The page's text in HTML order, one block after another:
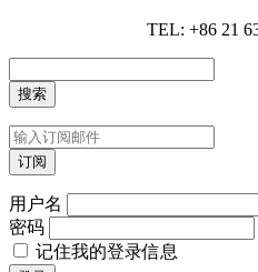
TEL: +86 21
用户名
密码
记住我的登录信息